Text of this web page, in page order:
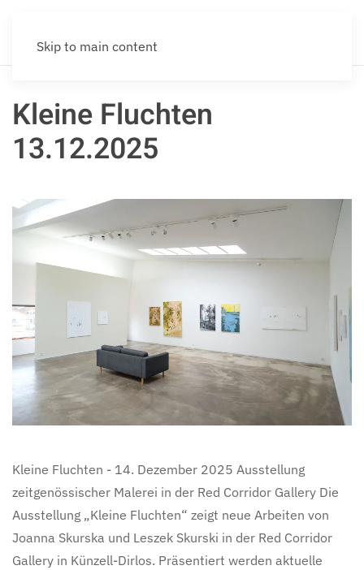
Skip to main content
Kleine Fluchten
13.12.2025
Kleine Fluchten - 14. Dezember 2025 Ausstellung
zeitgenössischer Malerei in der Red Corridor Gallery Die
Ausstellung „Kleine Fluchten“ zeigt neue Arbeiten von
Joanna Skurska und Leszek Skurski in der Red Corridor
Gallery in Künzell-Dirlos. Präsentiert werden aktuelle